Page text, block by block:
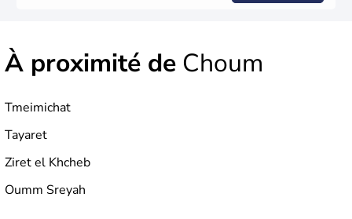
À proximité de Choum
Tmeimichat
Tayaret
Ziret el Khcheb
Oumm Sreyah